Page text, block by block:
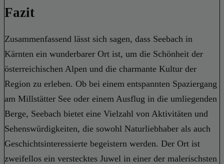
Fazit
Zusammenfassend lässt sich sagen, dass Seebach in
Kärnten ein wunderbarer Ort ist, um die Schönheit der
österreichischen Alpen und die charmante Kultur der
Region zu erleben. Ob bei einem entspannten Spaziergang
am Millstätter See oder einem Ausflug in die umliegenden
Berge, Seebach bietet eine Vielzahl von Aktivitäten und
Sehenswürdigkeiten, die sowohl Naturliebhaber als auch
Geschichtsinteressierte begeistern werden. Der Ort ist
zweifellos ein verstecktes Juwel in einer der malerischsten